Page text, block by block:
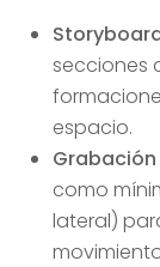
secciones
espacio.
como
lateral)